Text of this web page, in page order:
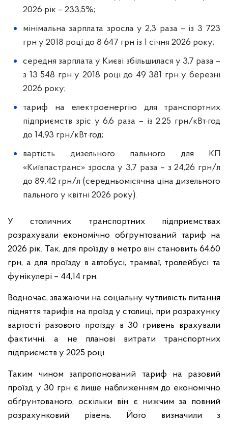
2026 рік – 233,5%;
мінімальна зарплата зросла у 2,3 раза – із 3 723
грн у 2018 році до 8 647 грн із 1 січня 2026 року;
середня зарплата у Києві збільшилася у 3,7 раза –
з 13 548 грн у 2018 році до 49 381 грн у березні
2026 року;
тариф на електроенергію для транспортних
підприємств зріс у 6,6 раза – із 2,25 грн/кВт·год
до 14,93 грн/кВт·год;
вартість дизельного пального для КП
«Київпастранс» зросла у 3,7 раза – з 24,26 грн/л
до 89,42 грн/л (середньомісячна ціна дизельного
пального у квітні 2026 року).
У столичних транспортних підприємствах
розрахували економічно обґрунтований тариф на
2026 рік. Так, для проїзду в метро він становить 64,60
грн, а для проїзду в автобусі, трамваї, тролейбусі та
фунікулері – 44,14 грн.
Водночас, зважаючи на соціальну чутливість питання
підняття тарифів на проїзд у столиці, при розрахунку
вартості разового проїзду в 30 гривень врахували
фактичні, а не планові витрати транспортних
підприємств у 2025 році.
Таким чином запропонований тариф на разовий
проїзд у 30 грн є лише наближенням до економічно
обґрунтованого, оскільки він є нижчим за повний
розрахунковий рівень. Його визначили з